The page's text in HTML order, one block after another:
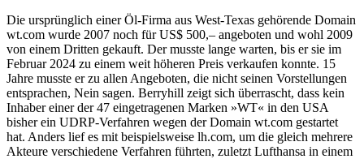
Die ursprünglich einer Öl-Firma aus West-Texas gehörende Domain
wt.com wurde 2007 noch für US$ 500,– angeboten und wohl 2009
von einem Dritten gekauft. Der musste lange warten, bis er sie im
Februar 2024 zu einem weit höheren Preis verkaufen konnte. 15
Jahre musste er zu allen Angeboten, die nicht seinen Vorstellungen
entsprachen, Nein sagen. Berryhill zeigt sich überrascht, dass kein
Inhaber einer der 47 eingetragenen Marken »WT« in den USA
bisher ein UDRP-Verfahren wegen der Domain wt.com gestartet
hat. Anders lief es mit beispielsweise lh.com, um die gleich mehrere
Akteure verschiedene Verfahren führten, zuletzt Lufthansa in einem